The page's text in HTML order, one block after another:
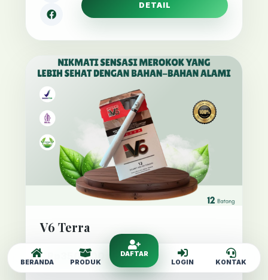
DETAIL
V6 Terra
Rp350,000
BERANDA PRODUK
DAFTAR
LOGIN
KONTAK